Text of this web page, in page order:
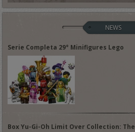
NEWS
Serie Completa 29° Minifigures Lego
Box Yu-Gi-Oh Limit Over Collection: The